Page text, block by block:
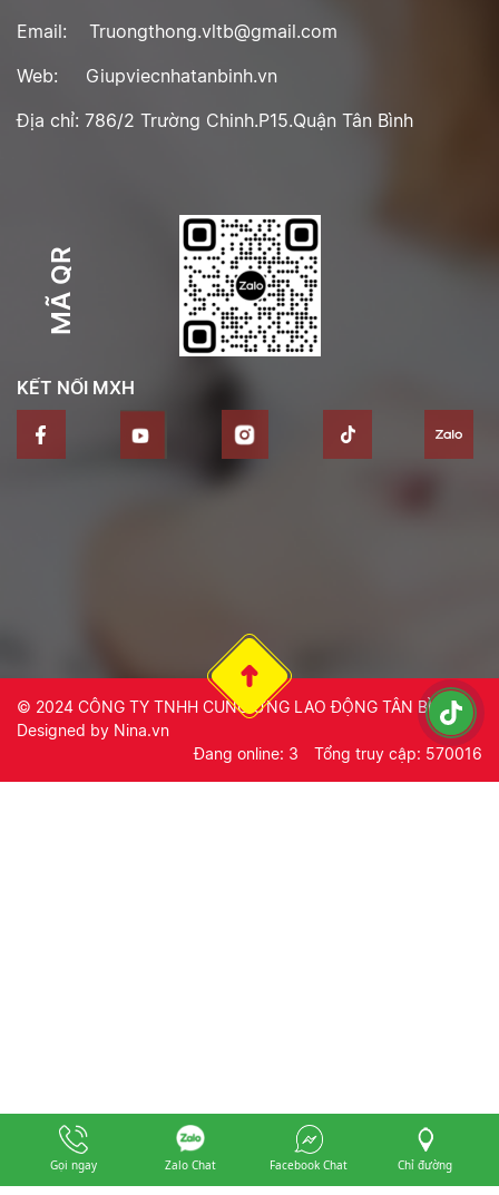
Email: Truongthong.vltb@gmail.com
Web: Giupviecnhatanbinh.vn
Địa chỉ: 786/2 Trường Chinh.P15.Quận Tân Bình
MÃ QR
KẾT NỐI MXH
© 2024 CÔNG TY TNHH CUNG ỨNG LAO ĐỘNG TÂN BÌNH.
Designed by Nina.vn
Đang online: 3
Tổng truy cập: 570016
Gọi ngay Zalo Chat Facebook Chat Chỉ đường